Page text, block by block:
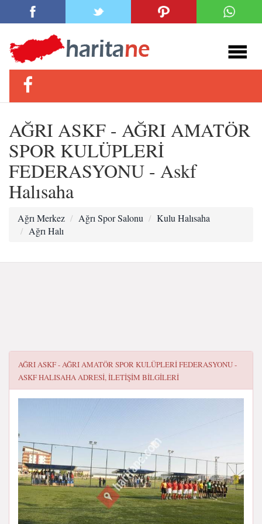
AĞRI ASKF - AĞRI AMATÖR
SPOR KULÜPLERİ
FEDERASYONU - Askf
Halısaha
Ağrı Merkez Ağrı Spor Salonu
Kulu Halısaha
Ağrı Halı
AĞRI ASKF - AĞRI AMATÖR SPOR KULÜPLERİ FEDERASYONU -
ASKF HALISAHAADRESI, ILETIŞIM BILGILERI